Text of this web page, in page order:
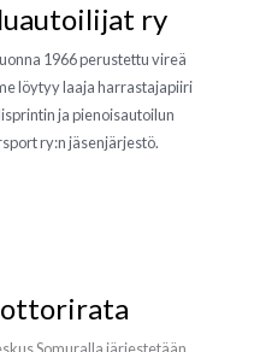
ry
1966 perustettu vireä
löytyy laaja harrastajapiiri
ja pienoisautoilun
ry:n jäsenjärjestö.